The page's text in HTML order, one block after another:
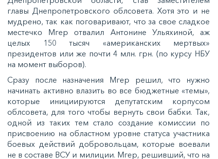
главы Днепропетровского облсовета. Хотя это и не
мудрено, так как поговаривают, что за свое сладкое
местечко Мгер отвалил Антонине Ульяхиной, аж
целых 150 тысяч «американских мертвых»
президентов или же почти 4 млн. грн. (по курсу НБУ
на момент выборов).
Сразу после назначения Мгер решил, что нужно
начинать активно влазить во все бюджетные «темы»,
которые инициируются депутатским корпусом
облсовета, для того чтобы вернуть свои бабки. Так,
одной из таких тем стало создание комиссии по
присвоению на областном уровне статуса участника
боевых действий добровольцам, которые воевали
не в составе ВСУ и милиции. Мгер, решивший, что на